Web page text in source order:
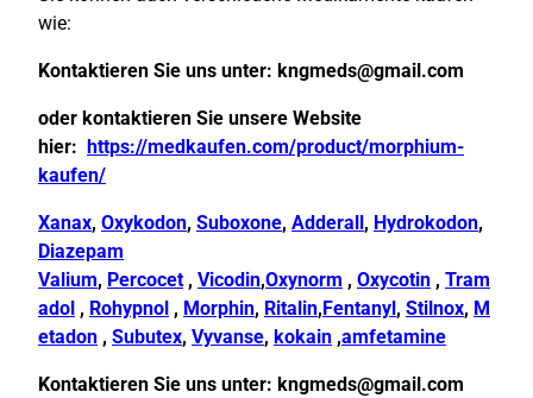
wie:
Kontaktieren Sie uns unter: kngmeds@gmail.com
oder kontaktieren Sie unsere Website
hier:
https://medkaufen.com/product/morphium-
kaufen/
Xanax, Oxykodon, Suboxone, Adderall , Hydrokodon,
Diazepam
Valium, Percocet, Vicodin,Oxynorm , Oxycotin , Tram
adol , Rohypnol , Morphin, Ritalin, Fentanyl , Stilnox, M
etadon , Subutex, Vyvanse, kokain ,amfetamine
Kontaktieren Sie uns unter: kngmeds@gmail.com